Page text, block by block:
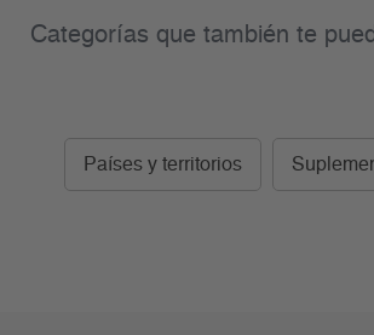
Categorías que también te
Países y territorios